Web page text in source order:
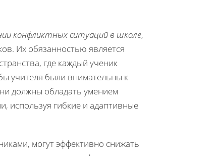
конфликтных ситуаций в школе,
Их обязанностью является
где каждый ученик
учителя были внимательны к
должны обладать умением
используя гибкие и адаптивные
могут эффективно снижать